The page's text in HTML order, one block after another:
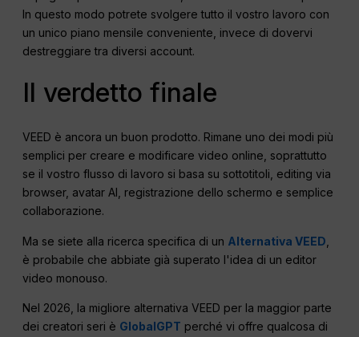
In questo modo potrete svolgere tutto il vostro lavoro con
un unico piano mensile conveniente, invece di dovervi
destreggiare tra diversi account.
Il verdetto finale
VEED è ancora un buon prodotto. Rimane uno dei modi più
semplici per creare e modificare video online, soprattutto
se il vostro flusso di lavoro si basa su sottotitoli, editing via
browser, avatar AI, registrazione dello schermo e semplice
collaborazione.
Ma se siete alla ricerca specifica di un Alternativa VEED
è probabile che abbiate già superato l'idea di un editor
video monouso.
Nel 2026, la migliore alternativa VEED per la maggior parte
dei creatori seri è GlobalGPT perché vi offre qualcosa di